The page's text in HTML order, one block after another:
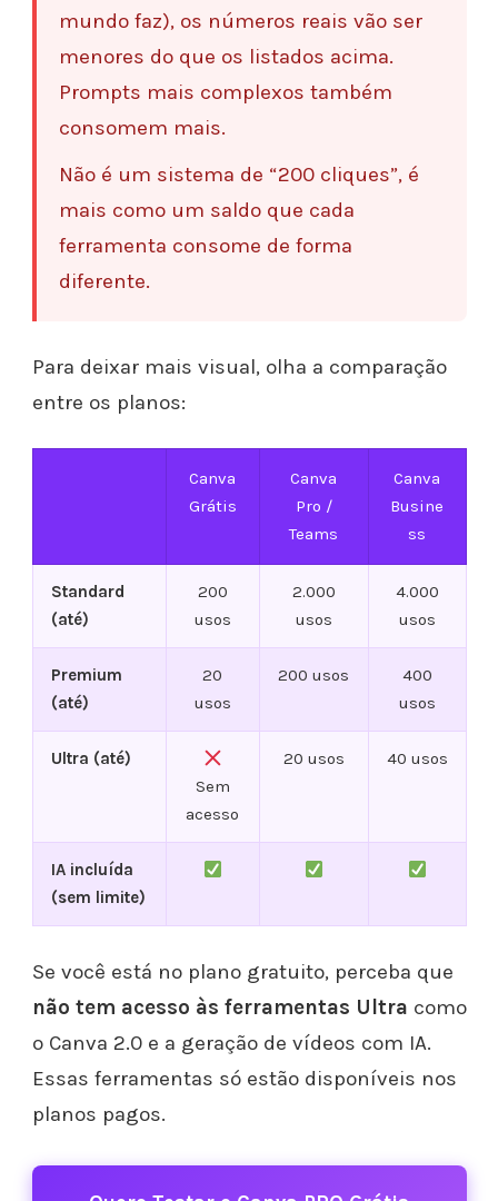
mundo faz), os números reais vão ser
menores do que os listados acima.
Prompts mais complexos também
consomem mais.
Não é um sistema de “200 cliques”, é
mais como um saldo que cada
ferramenta consome de forma
diferente.
Para deixar mais visual, olha a comparação
entre os planos:
Canva
Grátis
Canva
Pro /
Teams
Canva
Busine
ss
Standard
(até)
200
usos
2.000
usos
4.000
usos
Premium
(até)
20
usos
200 usos
400
usos
Ultra (até)
Sem
acesso
20 usos 40 usos
IA incluída
(sem limite)
Se você está no plano gratuito, perceba que
não tem acesso às ferramentas Ultra como
o Canva 2.0 e a geração de vídeos com IA.
Essas ferramentas só estão disponíveis nos
planos pagos.